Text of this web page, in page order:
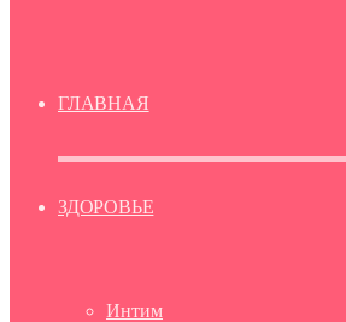
ГЛАВНАЯ
ЗДОРОВЬЕ
Интим